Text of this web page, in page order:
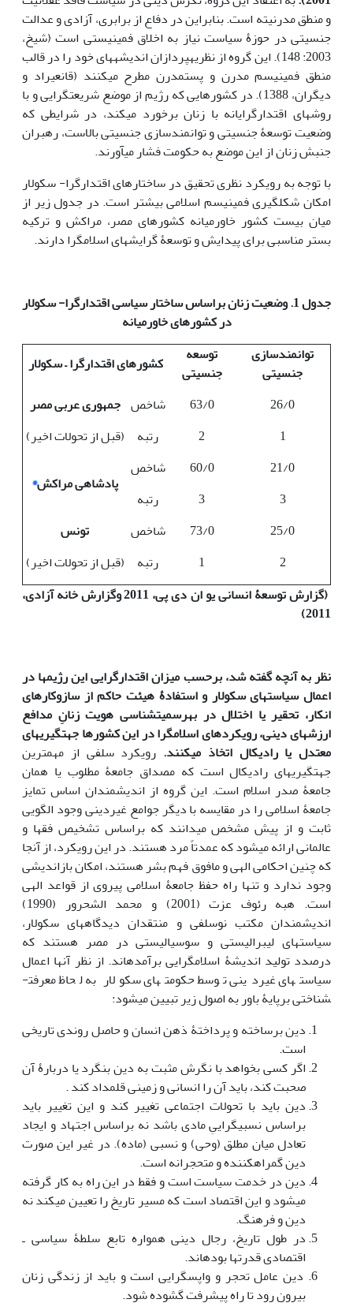
و منطق مدرنیته است. بنابراین در دفاع از برابری، آزادی و عدالت
جنسیتی در حوزۀ سیاست نیاز به اخلاق فمینیستی است (شیخ،
2003: 148). این گروه از نظریه­پردازان اندیشه­های خود را در قالب
منطق فمینیسم مدرن و پست‏مدرن مطرح می­کنند (قانعی­راد و
دیگران، 1388). در کشورهایی که رژیم از موضع شریعت­گرایی و با
روش­های اقتدارگرایانه با زنان برخورد می‏کند، در شرایطی که
وضعیت توسعۀ جنسیتی و توانمندسازی جنسیتی بالاست، رهبران
جنبش زنان از این موضع به حکومت فشار می­آورند.
با توجه به رویکرد نظری تحقیق در ساختارهای اقتدارگرا- سکولار
امکان شکل­گیری فمینیسم اسلامی بیشتر است. در جدول زیر از
میان بیست کشور خاورمیانه کشورهای مصر، مراکش و ترکیه
بستر مناسبی برای پیدایش و توسعۀ گرایش­های اسلام­گرا دارند.
جدول 1. وضعیت زنان براساس ساختار سیاسی اقتدارگرا- سکولار
در کشورهای خاورمیانه
توانمندسازی
جنسیتی
توسعه
جنسیتی
کشورهای اقتدارگرا–سکولار
26/0
63/0 شاخص جمهوری عربی مصر
(قبل از تحولات اخیر)
1
2
رتبه
21/0
60/0 شاخص
پادشاهی مراکش*
3
3
رتبه
25/0
73/0 شاخص
تونس
(قبل از تحولات اخیر)
2
1
رتبه
(گزارش توسعۀ انسانی یو ان دی پی، 2011 وگزارش خانه آزادی،
2011)
نظر به آنچه گفته شد، برحسب میزان اقتدارگرایی این رژیم­ها در
اعمال سیاست­های سکولار و استفادۀ هیئت حاکم از سازوکار­های
انکار، تحقیر یا اختلال در به­رسمیت‏شناسی هویت زنانِ مدافع
ارزش­های دینی، رویکردهای اسلام‏گرا در این کشورها جهت­گیری­های
معتدل یا رادیکال اتخاذ می­کنند. رویکرد سلفی از مهم‏ترین
جهت‏گیری‏های رادیکال است که مصداق جامعۀ مطلوب یا همان
جامعۀ صدر اسلام است. این گروه از اندیشمندان اساس تمایز
جامعۀ اسلامی را در مقایسه با دیگر جوامع غیردینی وجود الگویی
ثابت و از پیش مشخص می­دانند که براساس تشخیص فقها و
عالمانی ارائه می­شود که عمدتاً مرد هستند. در این رویکرد، از آنجا
که چنین احکامی الهی و مافوق فهم بشر هستند، امکان بازاندیشی
وجود ندارد و تنها راه حفظ جامعۀ اسلامی پیروی از قواعد الهی
است. هبه رئوف عزت (2001) و محمد الشحرور (1990)
اندیشمندان مکتب نوسلفی و منتقدان دیدگاه­های سکولار،
سیاست­های لیبرالیستی و سوسیالیستی در مصر هستند که
درصدد تولید اندیشۀ اسلام­گرایی برآمده­اند. از نظر آن­ها اعمال
سیاست­های غیردینی توسط حکومت­های سکولار به لحاظ معرفت­
شناختی برپایۀ باور به اصول زیر تبیین می‏شود:
دین برساخته و پرداختۀ ذهن انسان و حاصل روندی تاریخی
است.
اگر کسی بخواهد با نگرش مثبت به دین بنگرد یا دربارۀ آن
صحبت کند، باید آن را انسانی و زمینی قلمداد کند .
دین باید با تحولات اجتماعی تغییر کند و این تغییر باید
براساس نسبی‏گراییِ مادی باشد نه براساس اجتهاد و ایجاد
تعادل میان مطلق (وحی) و نسبی (ماده). در غیر این صورت
دین گمراه‏کننده و متحجرانه است.
دین در خدمت سیاست است و فقط در این راه به کار گرفته
می‏شود و این اقتصاد است که مسیر تاریخ را تعیین می‏کند نه
دین و فرهنگ.
در طول تاریخ، رجال دینی همواره تابع سلطۀ سیاسی ـ
اقتصادی قدرت‏ها بوده‏اند.
دین عامل تحجر و واپس‏گرایی است و باید از زندگی زنان
بیرون رود تا راه پیشرفت گشوده شود.